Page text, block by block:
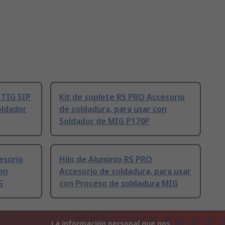
SIP
Kit de soplete RS PRO Accesorio
de soldadura, para usar con
Soldador de MIG P170P
Hilo de Aluminio RS PRO
Accesorio de soldadura, para usar
con Proceso de soldadura MIG